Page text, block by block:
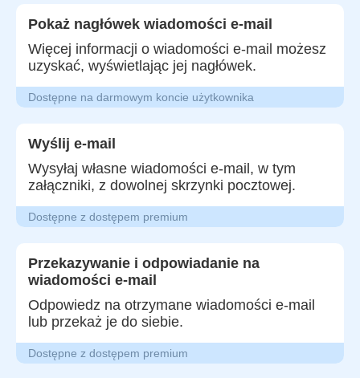
Pokaż nagłówek wiadomości e-mail
Więcej informacji o wiadomości e-mail możesz
uzyskać, wyświetlając jej nagłówek.
Dostępne na darmowym koncie użytkownika
Wyślij e-mail
Wysyłaj własne wiadomości e-mail, w tym
załączniki, z dowolnej skrzynki pocztowej.
Dostępne z dostępem premium
Przekazywanie i odpowiadanie na
wiadomości e-mail
Odpowiedz na otrzymane wiadomości e-mail
lub przekaż je do siebie.
Dostępne z dostępem premium